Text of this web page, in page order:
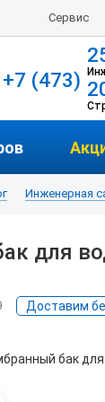
Сервис
+7 (473)
Инженерная
для
Доставим